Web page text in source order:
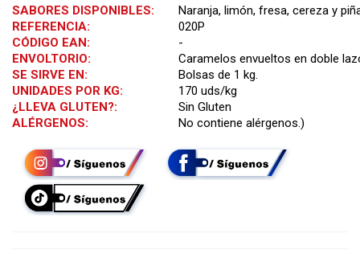
SABORES DISPONIBLES:
Naranja, limón, fresa, cereza y
REFERENCIA:
020P
CÓDIGO EAN:
-
ENVOLTORIO:
Caramelos envueltos en doble
SE SIRVE EN:
Bolsas de 1 kg.
UNIDADES POR KG:
170 uds/kg
¿LLEVA GLUTEN?:
Sin Gluten
ALÉRGENOS:
No contiene alérgenos.)